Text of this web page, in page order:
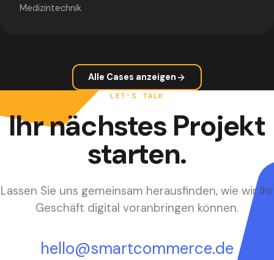
Medizintechnik
Alle Cases anzeigen
LET'S TALK
Ihr nächstes Projekt
starten.
Lassen Sie uns gemeinsam herausfinden, wie wir Ihr
Geschäft digital voranbringen können.
hello@smartcommerce.de